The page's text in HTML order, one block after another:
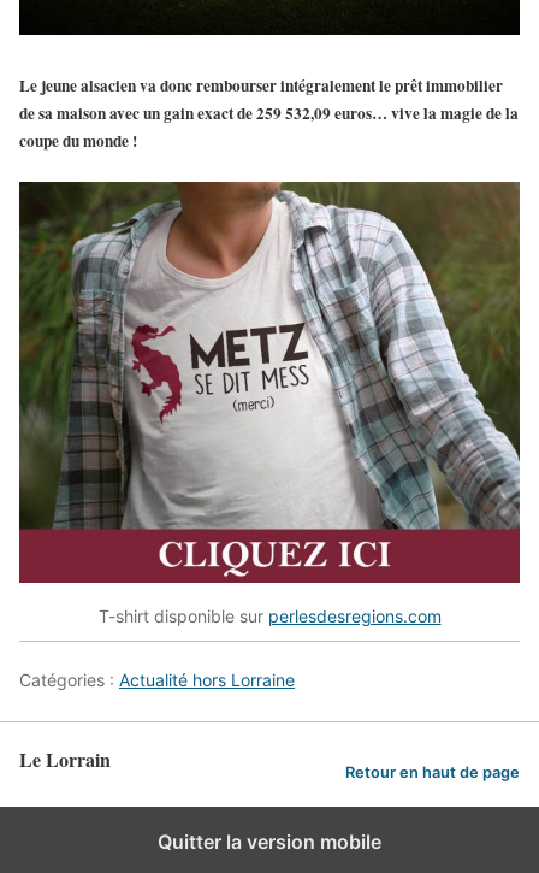
Le jeune alsacien va doncrembourser intégralement le prêt immobilier
de sa maisonavec un gain exact de 259 532,09 euros… vive la magie de la
coupe du monde !
T-shirt disponible sur perlesdesregions.com
Catégories : Actualité hors Lorraine
Le Lorrain Retour en haut de page
Quitter la version mobile